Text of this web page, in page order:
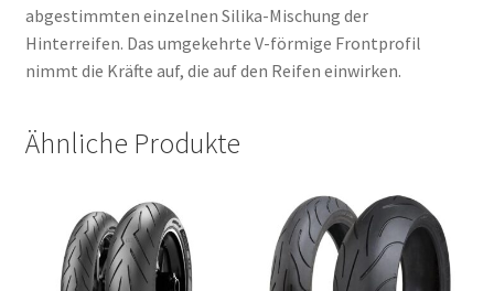
abgestimmten einzelnen Silika-Mischung der
Hinterreifen. Das umgekehrte V-förmige Frontprofil
nimmt die Kräfte auf, die auf den Reifen einwirken.
Ähnliche Produkte